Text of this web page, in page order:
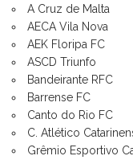
A Cruz de Malta
AECA Vila Nova
AEK Floripa FC
ASCD Triunfo
Bandeirante RFC
Barrense FC
Canto do Rio FC
C. Atlético
Grêmio Esportivo